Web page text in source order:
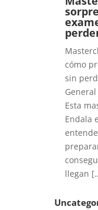
cómo
sin
Esta
Endala
llegan